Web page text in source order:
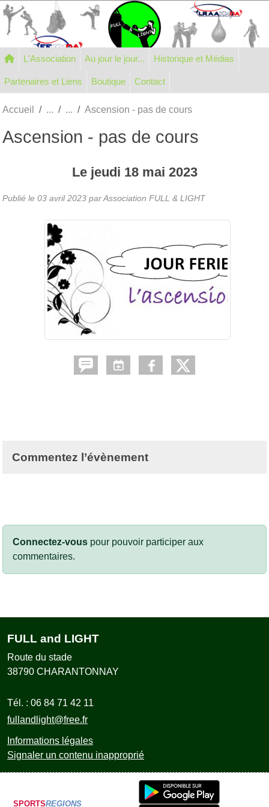
L'Association Au jour le jour... Historique et Médias
Partenaires et Liens Boutique Contact
Accueil Ascension - pas de cours
Ascension - pas de cours
Le jeudi 18 mai 2023
Publié le 03 avril 2023 par Association FULL & LIGHT
Commentez l’évènement
Connectez-vous pour pouvoir participer aux
commentaires.
FULL and LIGHT
Route du stade
38790 CHARANTONNAY
Tél. : 06 84 71 42 11
fullandlight@free.fr
Informations légales
Signaler un contenu inapproprié
SPORTSREGIONS
Panneau de gestion des cookies